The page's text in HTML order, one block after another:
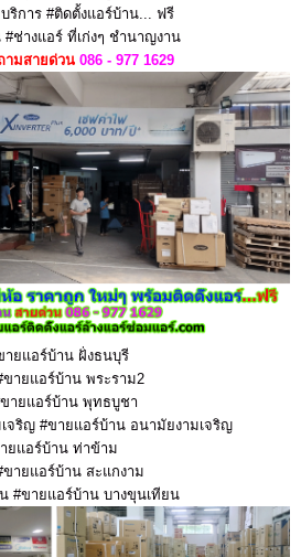
ริการ #ติดตั้งแอร์บ้าน... ฟรี
ช่างแอร์ ที่เก่งๆ ชำนาญงาน
ามสายด่วน086 - 977 1629
ายแอร์บ้าน ฝั่งธนบุรี
ายแอร์บ้าน พระราม2
ายแอร์บ้าน พุทธบูชา
จริญ #ขายแอร์บ้าน อนามัยงามเจริญ
ยแอร์บ้าน ท่าข้าม
ายแอร์บ้าน สะแกงาม
#ขายแอร์บ้าน บางขุนเทียน